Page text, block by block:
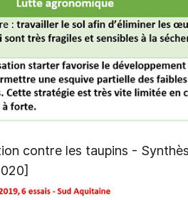
contre les taupins -